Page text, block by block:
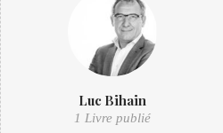
Luc Bihain
1 Livre publié